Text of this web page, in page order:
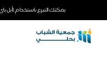
يمكنك التبرع باستخدام (أبل